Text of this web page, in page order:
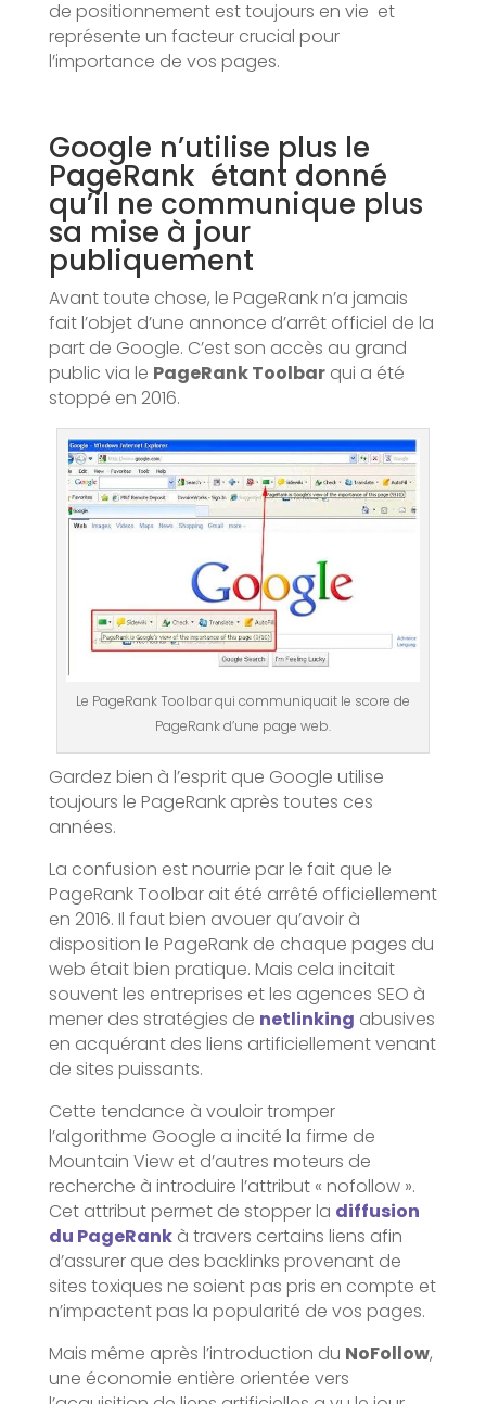
de positionnement est toujours en vie et
représente un facteur crucial pour
l’importance de vos pages.
Google n’utilise plus le
PageRank étant donné
qu’il ne communique plus
sa mise à jour
publiquement
Avant toute chose, le PageRank n’a jamais
fait l’objet d’une annonce d’arrêt officiel de la
part de Google. C’est son accès au grand
public via le PageRank Toolbarqui a été
stoppé en 2016.
Le PageRank Toolbar qui communiquait le score de
PageRank d’une page web.
Gardez bien à l’esprit que Google utilise
toujours le PageRank après toutes ces
années.
La confusion est nourrie par le fait que le
PageRank Toolbar ait été arrêté officiellement
en 2016. Il faut bien avouer qu’avoir à
disposition le PageRank de chaque pages du
web était bien pratique. Mais cela incitait
souvent les entreprises et les agences SEO à
mener des stratégies de netlinking abusives
en acquérant des liens artificiellement venant
de sites puissants.
Cette tendance à vouloir tromper
l’algorithme Google a incité la firme de
Mountain View et d’autres moteurs de
recherche à introduire l’attribut « nofollow ».
Cet attribut permet de stopper la diffusion
du PageRankà travers certains liens afin
d’assurer que des backlinks provenant de
sites toxiques ne soient pas pris en compte et
n’impactent pas la popularité de vos pages.
Mais même après l’introduction du NoFollow,
une économie entière orientée vers